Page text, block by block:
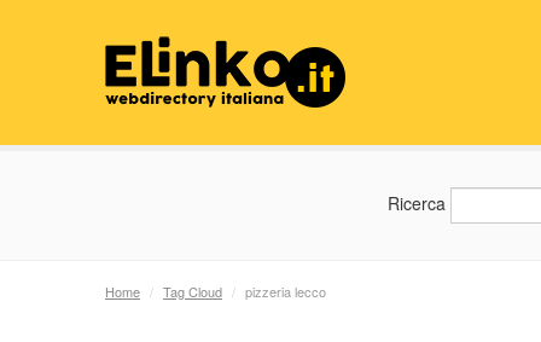
Ricerca
Home / Tag Cloud / pizzeria lecco